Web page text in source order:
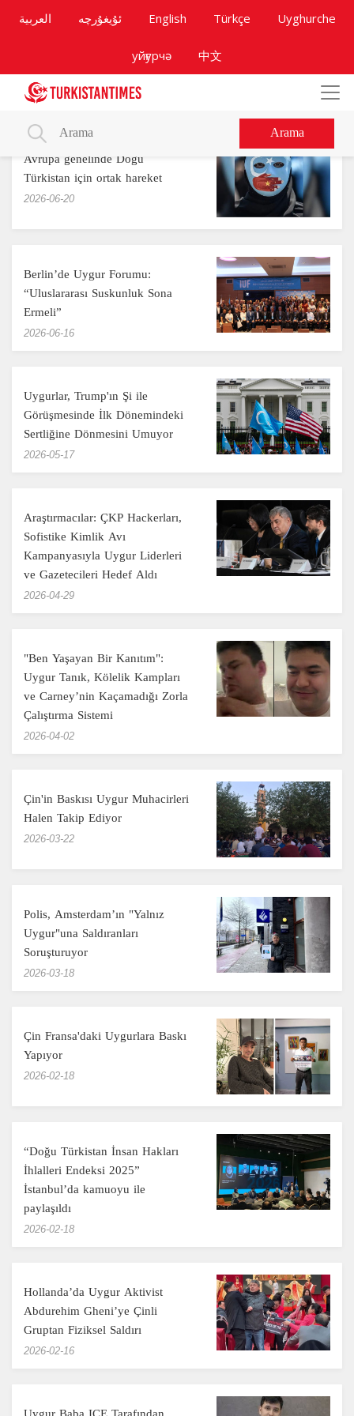
العربية ئۇيغۇرچە English Türkçe Uyghurche
уйғурчә 中文
Arama
Avrupa genelinde Doğu
Türkistan için ortak hareket
‎2026-06-20
Berlin’de Uygur Forumu:
“Uluslararası Suskunluk Sona
Ermeli”
‎2026-06-16
Uygurlar, Trump'ın Şi ile
Görüşmesinde İlk Dönemindeki
Sertliğine Dönmesini Umuyor
‎2026-05-17
Araştırmacılar: ÇKP Hackerları,
Sofistike Kimlik Avı
Kampanyasıyla Uygur Liderleri
ve Gazetecileri Hedef Aldı
‎2026-04-29
"Ben Yaşayan Bir Kanıtım":
Uygur Tanık, Kölelik Kampları
ve Carney’nin Kaçamadığı Zorla
Çalıştırma Sistemi
‎2026-04-02
Çin'in Baskısı Uygur Muhacirleri
Halen Takip Ediyor
‎2026-03-22
Polis, Amsterdam’ın "Yalnız
Uygur"una Saldıranları
Soruşturuyor
‎2026-03-18
Çin Fransa'daki Uygurlara Baskı
Yapıyor
‎2026-02-18
“Doğu Türkistan İnsan Hakları
İhlalleri Endeksi 2025”
İstanbul’da kamuoyu ile
paylaşıldı
‎2026-02-18
Hollanda’da Uygur Aktivist
Abdurehim Gheni’ye Çinli
Gruptan Fiziksel Saldırı
‎2026-02-16